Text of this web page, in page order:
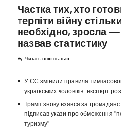
Частка тих, хто
терпіти війну
необхідно, зросла
назвав статистику
Читать всю статью
У ЄС змінили правила
українських чоловіків: експерт
Трамп знову взявся за
підписав укази про обмеження
туризму"